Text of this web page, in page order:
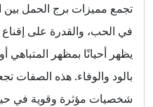
تجمع مميزات برج الحمل بين
في الحب، والقدرة على
يظهر أحيانًا بمظهر المتباهي
بالود والوفاء. هذه الصفات
شخصيات مؤثرة وقوية في